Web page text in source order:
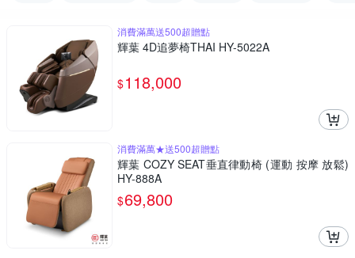
消費滿萬送500超贈點
輝葉 4D追夢椅THAI HY-5022A
$118,000
消費滿萬★送500超贈點
輝葉 COZY SEAT垂直律動椅 (運動 按摩 放鬆)
HY-888A
$69,800